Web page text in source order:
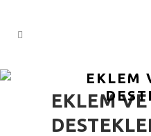
EKLEM
EKLEM